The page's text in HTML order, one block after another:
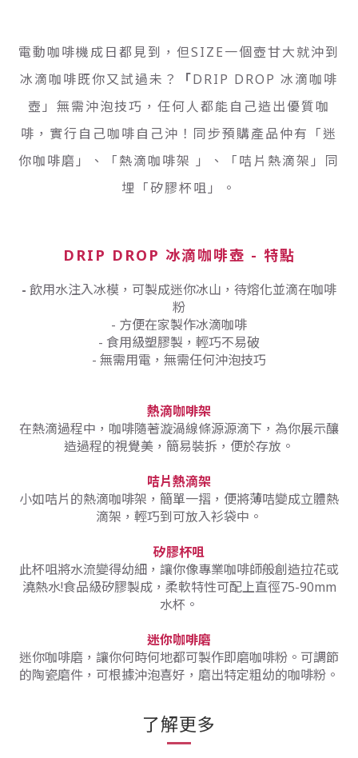
電動咖啡機成日都見到，但SIZE一個壺甘大就沖到
冰滴咖啡既你又試過未？
「DRIP DROP 冰滴咖啡
壺」無需沖泡技巧，任何人都能自己造出優質咖
啡，實行自己咖啡自己沖！同步預購產品仲有「迷
你咖啡磨」、「熱滴咖啡架 」、「咭片熱滴架」同
埋「矽膠杯咀」。
DRIP DROP 冰滴咖啡壺 - 特點
- 飲用水注入冰模，可製成迷你冰山， 待熔化並滴在咖啡
粉
- 方便在家製作冰滴咖啡
- 食用級塑膠製，輕巧不易破
- 無需用電， 無需任何沖泡技巧
熱滴咖啡架
在熱滴過程中，咖啡隨著漩渦線條源源滴下，為你展示釀
造過程的視覺美，簡易裝拆，便於存放。
咭片熱滴架
小如咭片的熱滴咖啡架，簡單一摺，便將薄咭變成立體熱
滴架，輕巧到可放入衫袋中。
矽膠杯咀
此杯咀將水流變得幼細，讓你像專業咖啡師般創造拉花或
澆熱水!食品級矽膠製成，柔軟特性可配上直徑75-90mm
水杯。
迷你咖啡磨
迷你咖啡磨，讓你何時何地都可製作即磨咖啡粉。可調節
的陶瓷磨件，可根據沖泡喜好，磨出特定粗幼的咖啡粉。
了解更多